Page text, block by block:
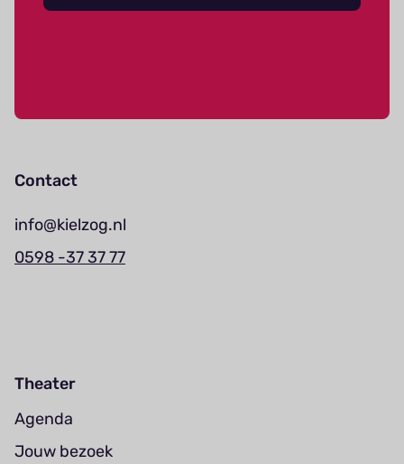
Contact
info@kielzog.nl
0598 -37 37 77
Theater
Agenda
Jouw bezoek